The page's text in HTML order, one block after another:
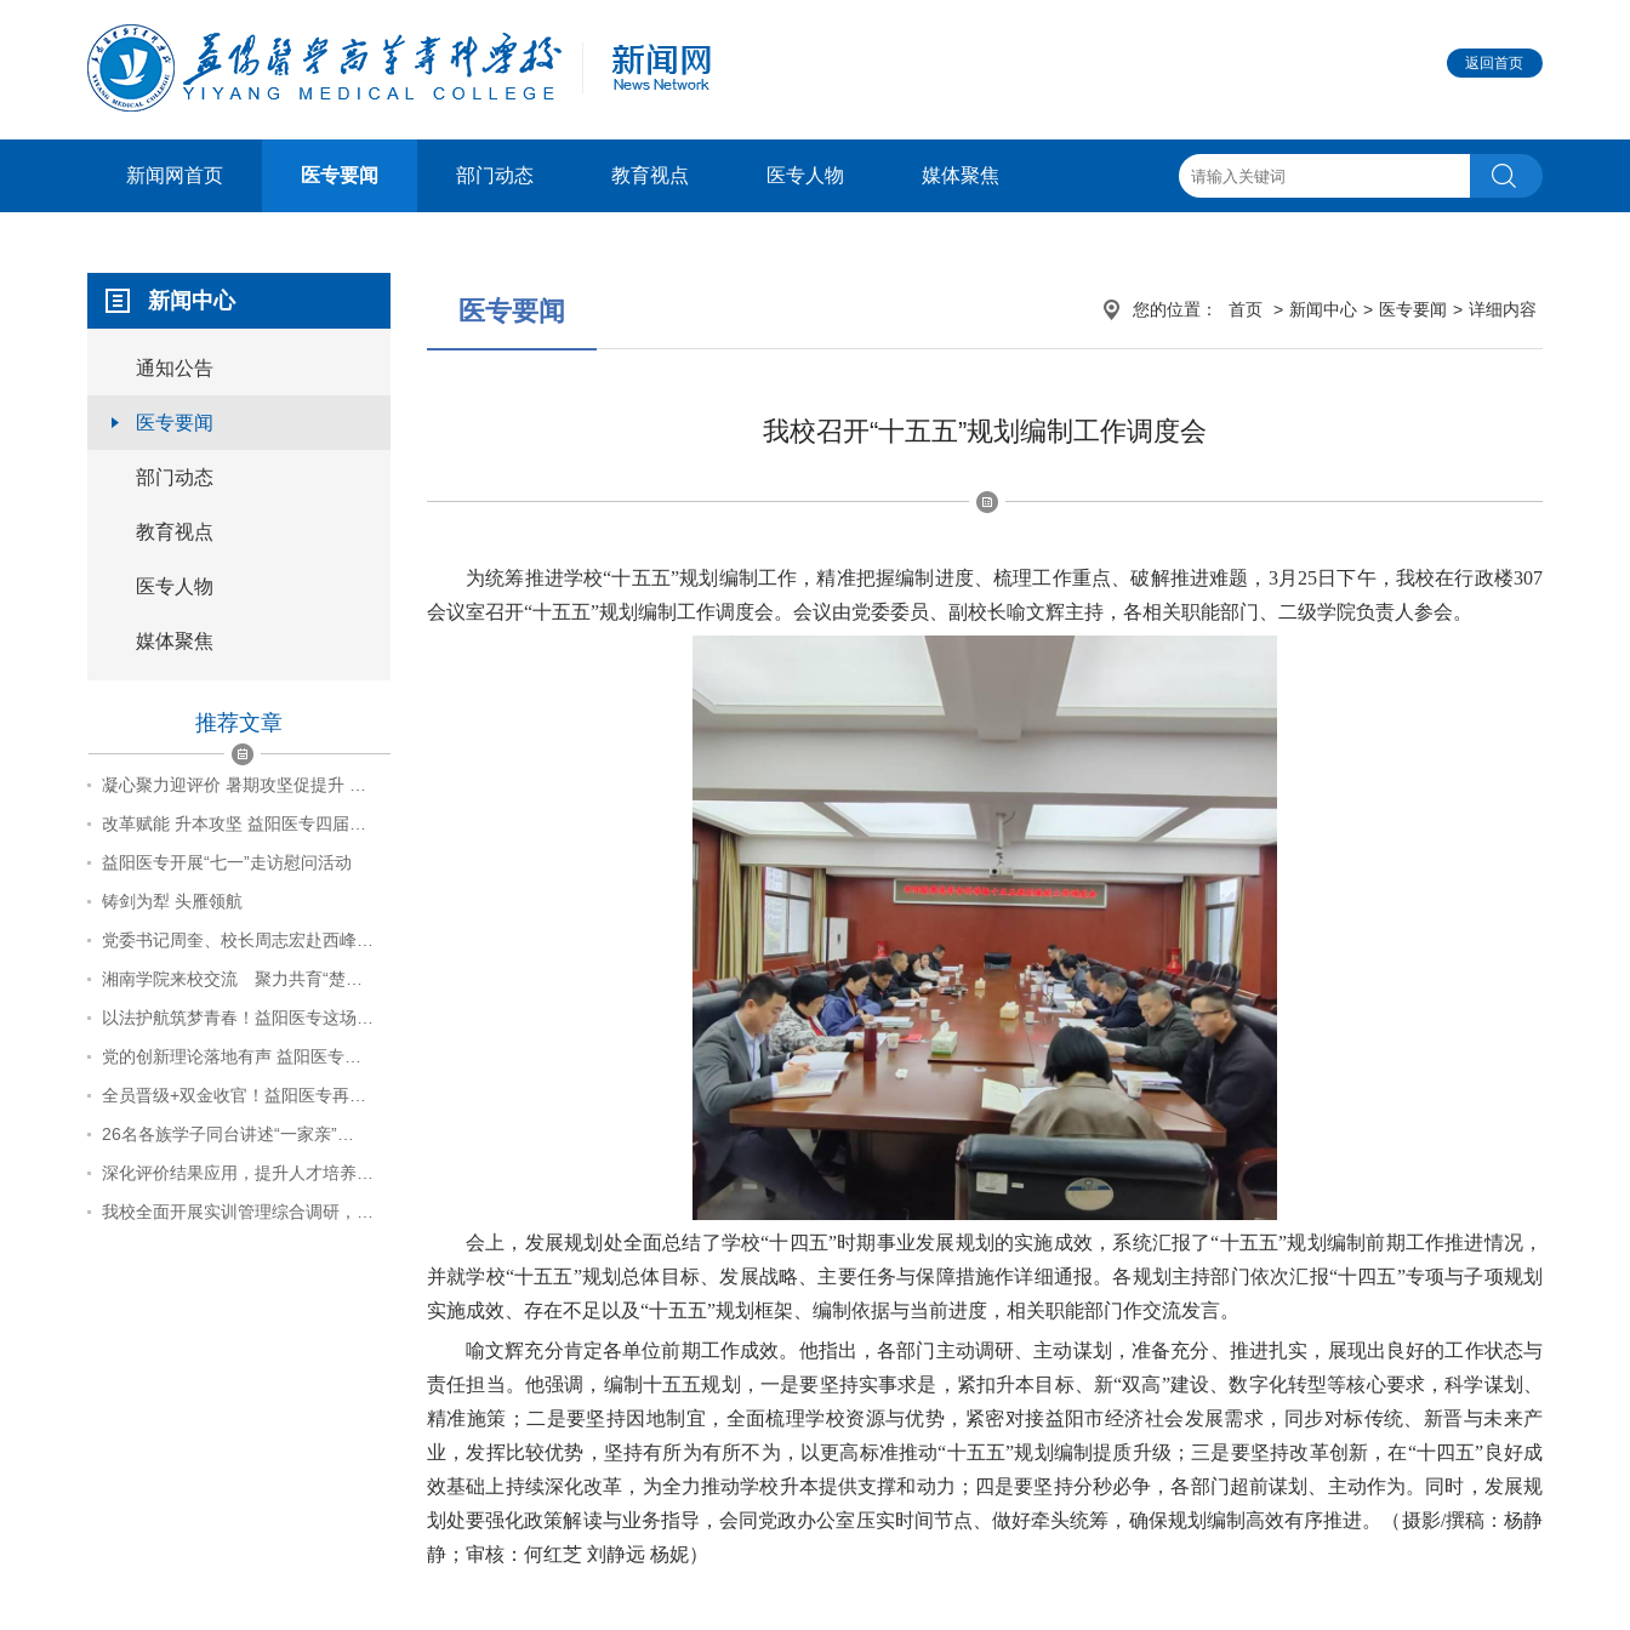
返回首页
新闻网首页 医专要闻 部门动态 教育视点 医专人物 媒体聚焦
新闻中心
通知公告
医专要闻
部门动态
教育视点
医专人物
媒体聚焦
推荐文章
凝心聚力迎评价 暑期攻坚促提升 …
改革赋能 升本攻坚 益阳医专四届…
益阳医专开展“七一”走访慰问活动
铸剑为犁 头雁领航
党委书记周奎、校长周志宏赴西峰…
湘南学院来校交流 聚力共育“楚…
以法护航筑梦青春！益阳医专这场…
党的创新理论落地有声 益阳医专…
全员晋级+双金收官！益阳医专再…
26名各族学子同台讲述“一家亲”…
深化评价结果应用，提升人才培养…
我校全面开展实训管理综合调研，…
您的位置： 首页 > 新闻中心 > 医专要闻 > 详细内容
医专要闻
我校召开“十五五”规划编制工作调度会
为统筹推进学校“十五五”规划编制工作，精准把握编制进度、梳理工作重点、破解推进难题，3月25日下午，我校在行政楼307
会议室召开“十五五”规划编制工作调度会。会议由党委委员、副校长喻文辉主持，各相关职能部门、二级学院负责人参会。
会上，发展规划处全面总结了学校“十四五”时期事业发展规划的实施成效，系统汇报了“十五五”规划编制前期工作推进情况，
并就学校“十五五”规划总体目标、发展战略、主要任务与保障措施作详细通报。各规划主持部门依次汇报“十四五”专项与子项规划
实施成效、存在不足以及“十五五”规划框架、编制依据与当前进度，相关职能部门作交流发言。
喻文辉充分肯定各单位前期工作成效。他指出，各部门主动调研、主动谋划，准备充分、推进扎实，展现出良好的工作状态与
责任担当。他强调，编制十五五规划，一是要坚持实事求是，紧扣升本目标、新“双高”建设、数字化转型等核心要求，科学谋划、
精准施策；二是要坚持因地制宜，全面梳理学校资源与优势，紧密对接益阳市经济社会发展需求，同步对标传统、新晋与未来产
业，发挥比较优势，坚持有所为有所不为，以更高标准推动“十五五”规划编制提质升级；三是要坚持改革创新，在“十四五”良好成
效基础上持续深化改革，为全力推动学校升本提供支撑和动力；四是要坚持分秒必争，各部门超前谋划、主动作为。同时，发展规
划处要强化政策解读与业务指导，会同党政办公室压实时间节点、做好牵头统筹，确保规划编制高效有序推进。（摄影/撰稿：杨静
静；审核：何红芝 刘静远 杨妮）